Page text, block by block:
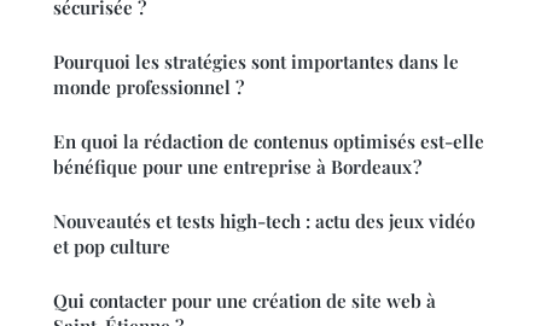
sécurisée ?
Pourquoi les stratégies sont importantes dans le
monde professionnel ?
En quoi la rédaction de contenus optimisés est-elle
bénéfique pour une entreprise à Bordeaux ?
Nouveautés et tests high-tech : actu des jeux vidéo
et pop culture
Qui contacter pour une création de site web à